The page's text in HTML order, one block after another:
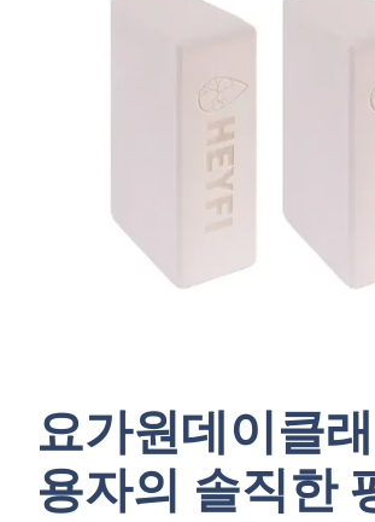
요가원데이클
용자의 솔직한